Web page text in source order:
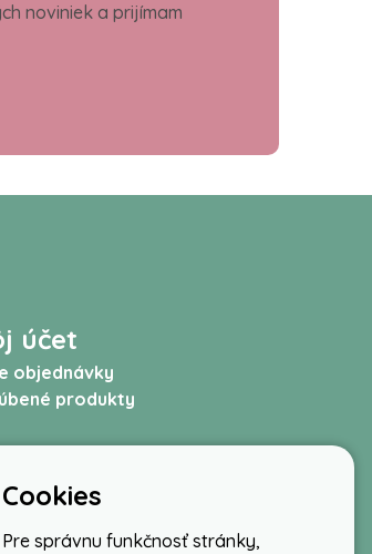
noviniek a prijímam
účet
objednávky
produkty
Cookies
Pre správnu funkčnosť stránky,